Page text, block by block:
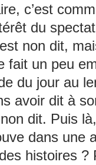
c’est
du
non dit,
fait un peu
du jour au
avoir dit à
dit. Puis
dans une
histoires ?